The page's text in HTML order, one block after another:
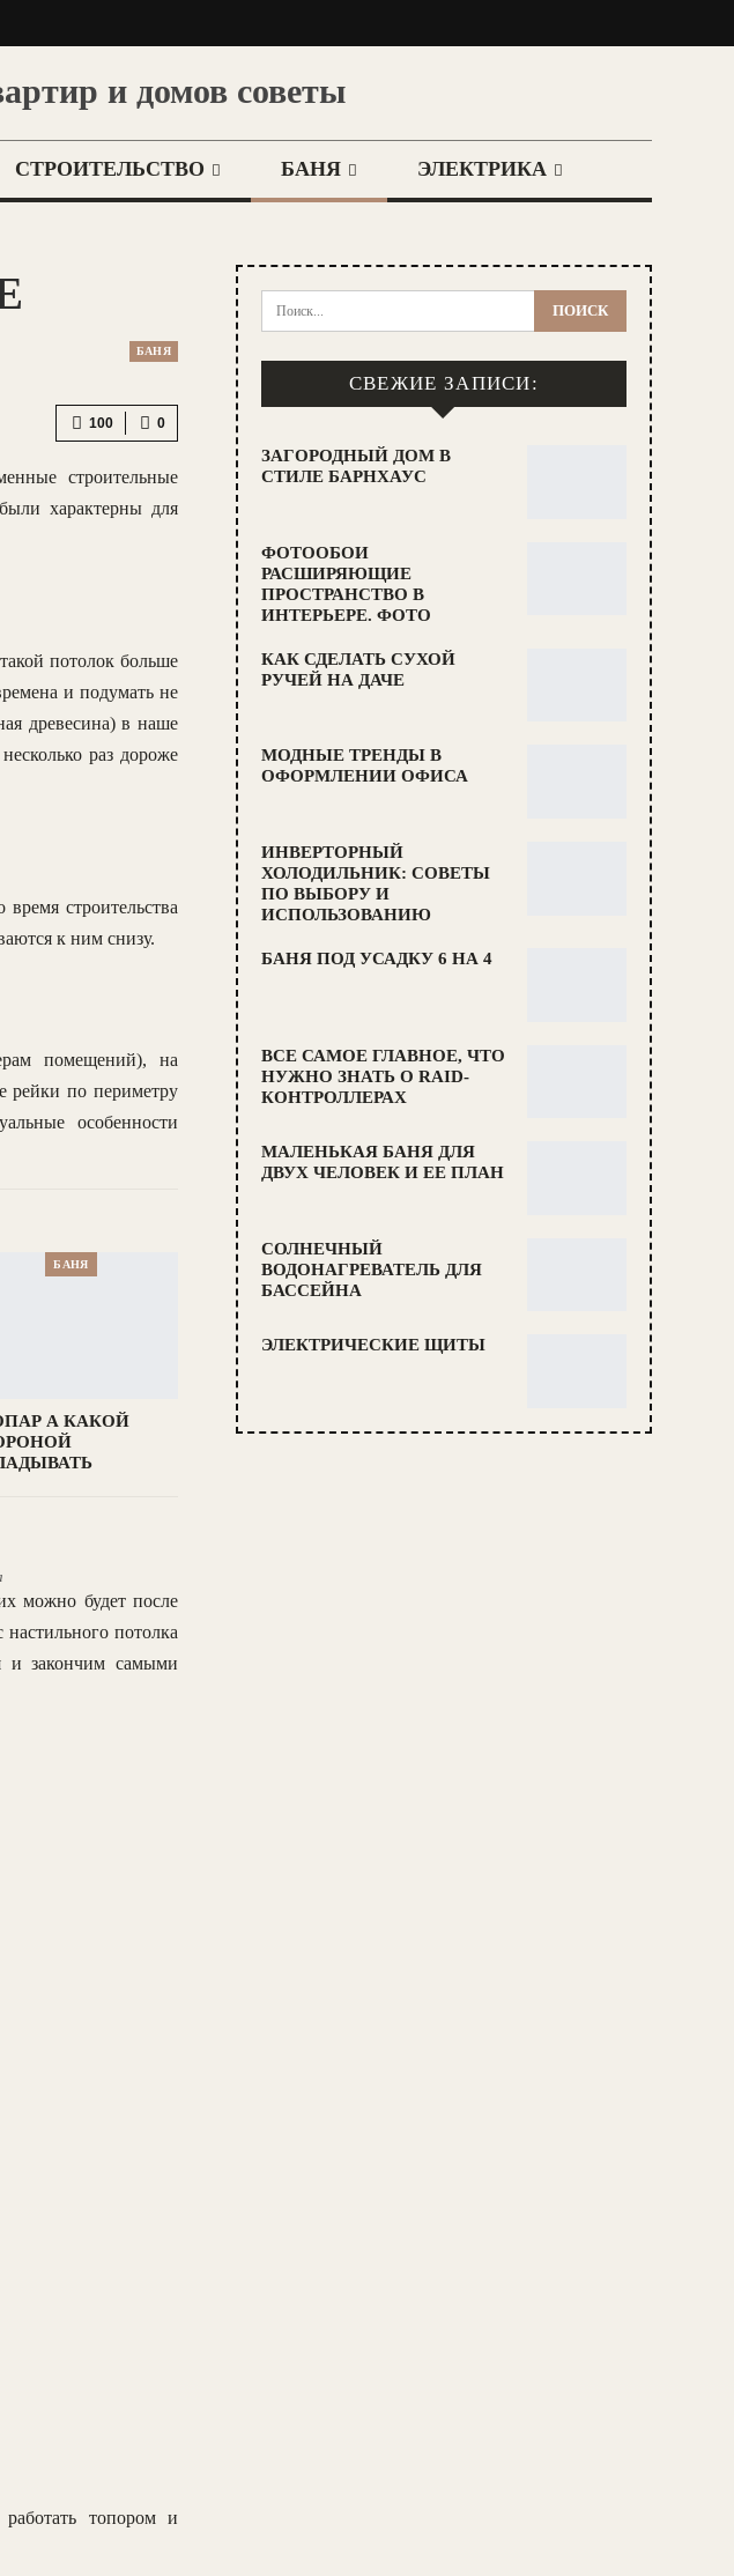
и домов советы
СТРОИТЕЛЬСТВО БАНЯ ЭЛЕКТРИКА
БАНЯ
0
100
строительные
характерны для
потолок больше
и подумать не
древесина) в наше
раз дороже
строительства
к ним снизу.
помещений), на
рейки по периметру
особенности
БАНЯ
А КАКОЙ
можно будет после
потолка
и закончим самыми
топором и
СВЕЖИЕ ЗАПИСИ:
ЗАГОРОДНЫЙ ДОМ В
СТИЛЕ БАРНХАУС
ФОТООБОИ
РАСШИРЯЮЩИЕ
ПРОСТРАНСТВО В
ИНТЕРЬЕРЕ. ФОТО
КАК СДЕЛАТЬ СУХОЙ
РУЧЕЙ НА ДАЧЕ
МОДНЫЕ ТРЕНДЫ В
ОФОРМЛЕНИИ ОФИСА
ИНВЕРТОРНЫЙ
ХОЛОДИЛЬНИК: СОВЕТЫ
ПО ВЫБОРУ И
ИСПОЛЬЗОВАНИЮ
БАНЯ ПОД УСАДКУ 6 НА 4
ВСЕ САМОЕ ГЛАВНОЕ, ЧТО
НУЖНО ЗНАТЬ О RAID-
КОНТРОЛЛЕРАХ
МАЛЕНЬКАЯ БАНЯ ДЛЯ
ДВУХ ЧЕЛОВЕК И ЕЕ ПЛАН
СОЛНЕЧНЫЙ
ВОДОНАГРЕВАТЕЛЬ ДЛЯ
БАССЕЙНА
ЭЛЕКТРИЧЕСКИЕ ЩИТЫ